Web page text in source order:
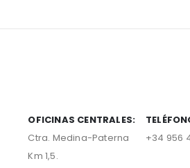
OFICINAS CENTRALES:
Ctra. Medina-Paterna
Km 1,5.
+34 956